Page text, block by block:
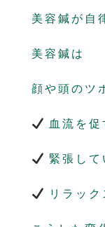
美容鍼が自
美容鍼は
顔や頭のツ
血流を促
緊張して
リラック